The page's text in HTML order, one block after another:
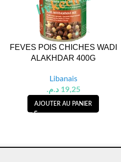
FEVES POIS CHICHES WADI
ALAKHDAR 400G
Libanais
19,25 د.م.
AJOUTER AU PANIER